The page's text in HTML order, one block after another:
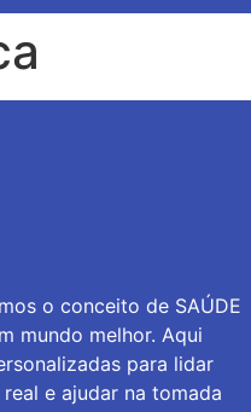
o conceito de SAÚDE
mundo melhor. Aqui
para lidar
e ajudar na tomada